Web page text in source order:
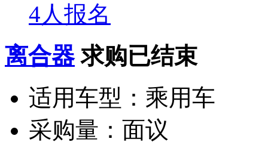
4人报名
离合器 求购已结束
适用车型： 乘用车
采购量： 面议